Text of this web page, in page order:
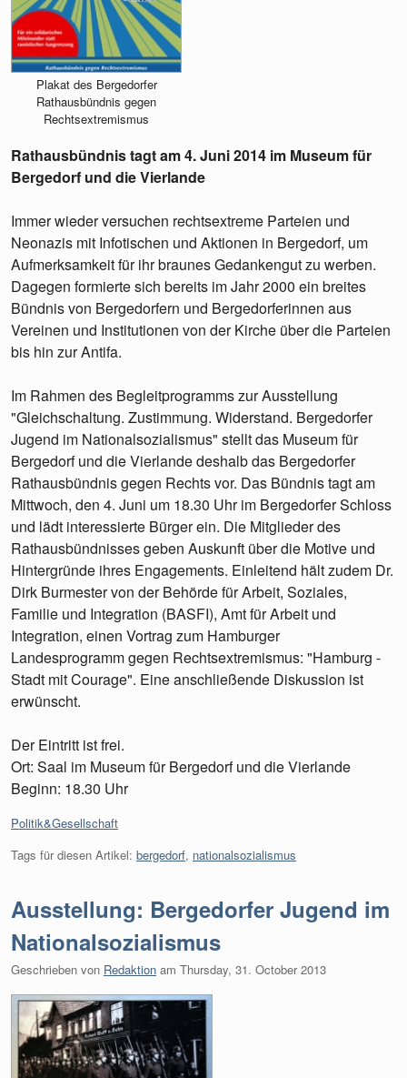
Plakat des Bergedorfer
Rathausbündnis gegen
Rechtsextremismus
Rathausbündnis tagt am 4. Juni 2014 im Museum für
Bergedorf und die Vierlande
Immer wieder versuchen rechtsextreme Parteien und
Neonazis mit Infotischen und Aktionen in Bergedorf, um
Aufmerksamkeit für ihr braunes Gedankengut zu werben.
Dagegen formierte sich bereits im Jahr 2000 ein breites
Bündnis von Bergedorfern und Bergedorferinnen aus
Vereinen und Institutionen von der Kirche über die Parteien
bis hin zur Antifa.
Im Rahmen des Begleitprogramms zur Ausstellung
"Gleichschaltung. Zustimmung. Widerstand. Bergedorfer
Jugend im Nationalsozialismus" stellt das Museum für
Bergedorf und die Vierlande deshalb das Bergedorfer
Rathausbündnis gegen Rechts vor. Das Bündnis tagt am
Mittwoch, den 4. Juni um 18.30 Uhr im Bergedorfer Schloss
und lädt interessierte Bürger ein. Die Mitglieder des
Rathausbündnisses geben Auskunft über die Motive und
Hintergründe ihres Engagements. Einleitend hält zudem Dr.
Dirk Burmester von der Behörde für Arbeit, Soziales,
Familie und Integration (BASFI), Amt für Arbeit und
Integration, einen Vortrag zum Hamburger
Landesprogramm gegen Rechtsextremismus: "Hamburg -
Stadt mit Courage". Eine anschließende Diskussion ist
erwünscht.
Der Eintritt ist frei.
Ort: Saal im Museum für Bergedorf und die Vierlande
Beginn: 18.30 Uhr
Kategorien:
Politik&Gesellschaft
Tags für diesen Artikel: bergedorf, nationalsozialismus
Ausstellung: Bergedorfer Jugend im
Nationalsozialismus
Geschrieben von Redaktion am Thursday, 31. October 2013